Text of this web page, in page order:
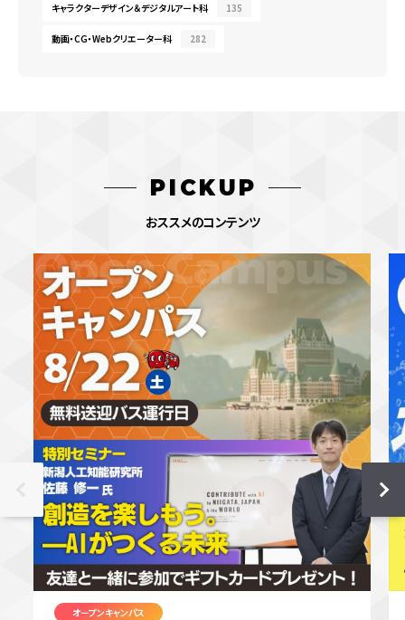
キャラクターデザイン＆デジタルアート科 135
動画・CG・Webクリエーター科 282
PICKUP
おススメのコンテンツ
オープンキャンパス